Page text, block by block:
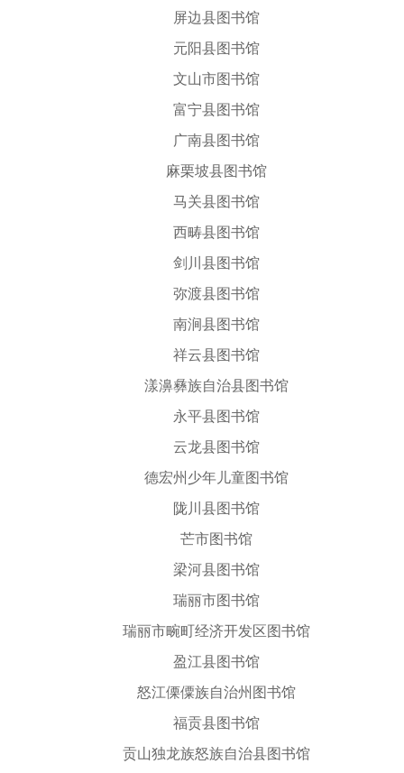
屏边县图书馆
元阳县图书馆
文山市图书馆
富宁县图书馆
广南县图书馆
麻栗坡县图书馆
马关县图书馆
西畴县图书馆
剑川县图书馆
弥渡县图书馆
南涧县图书馆
祥云县图书馆
漾濞彝族自治县图书馆
永平县图书馆
云龙县图书馆
德宏州少年儿童图书馆
陇川县图书馆
芒市图书馆
梁河县图书馆
瑞丽市图书馆
瑞丽市畹町经济开发区图书馆
盈江县图书馆
怒江傈僳族自治州图书馆
福贡县图书馆
贡山独龙族怒族自治县图书馆